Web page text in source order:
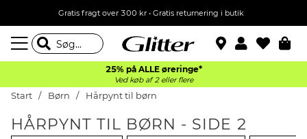
Gratis fragt over 300 kr • Gratis returnering i butik
25% på ALLE øreringe*
Ved køb af 2 eller flere
Start Børn Hårpynt til børn
HÅRPYNT TIL BØRN - SIDE 2